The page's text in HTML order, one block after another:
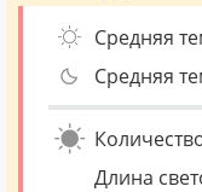
Средняя
Средняя
Длина